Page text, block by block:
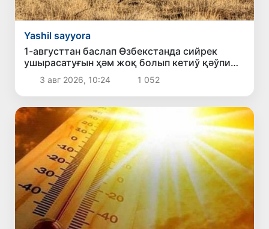
Yashil sayyora
1-августтан баслап Өзбекстанда сийрек
ушырасатуғын ҳәм жоқ болып кетиў қәўпи
астында турған жабайы ҳайўанларды аўлаў
қадаған етилди
3 авг 2026, 10:24 1 052